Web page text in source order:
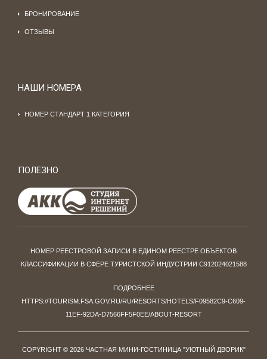
БРОНИРОВАНИЕ
ОТЗЫВЫ
НАШИ НОМЕРА
НОМЕР СТАНДАРТ 1 КАТЕГОРИЯ
ПОЛЕЗНО
НОМЕР РЕЕСТРОВОЙ ЗАПИСИ В ЕДИНОМ РЕЕСТРЕ ОБЪЕКТОВ
КЛАССИФИКАЦИИ В СФЕРЕ ТУРИСТСКОЙ ИНДУСТРИИ С912024021588
ПОДРОБНЕЕ
HTTPS://TOURISM.FSA.GOV.RU/RU/RESORTS/HOTELS/F09582C9-C609-
11EF-92DA-D7566FF5F0EE/ABOUT-RESORT
COPYRIGHT © 2026 ЧАСТНАЯ МИНИ-ГОСТИНИЦА "УЮТНЫЙ ДВОРИК"